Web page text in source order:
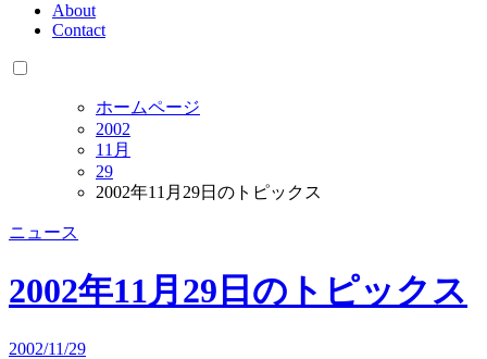
About
Contact
ホームページ
2002
11月
29
2002年11月29日のトピックス
ニュース
2002年11月29日のトピックス
2002/11/29